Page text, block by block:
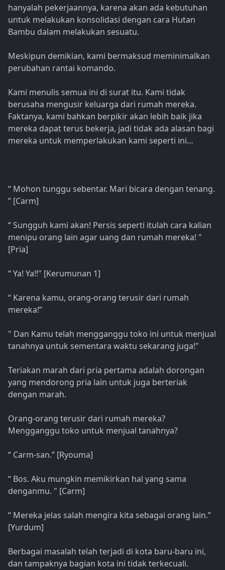
hanyalah pekerjaannya, karena akan ada kebutuhan
untuk melakukan konsolidasi dengan cara Hutan
Bambu dalam melakukan sesuatu.
Meskipun demikian, kami bermaksud meminimalkan
perubahan rantai komando.
Kami menulis semua ini di surat itu. Kami tidak
berusaha mengusir keluarga dari rumah mereka.
Faktanya, kami bahkan berpikir akan lebih baik jika
mereka dapat terus bekerja, jadi tidak ada alasan bagi
mereka untuk memperlakukan kami seperti ini…
“ Mohon tunggu sebentar. Mari bicara dengan tenang.
” [Carm]
“ Sungguh kami akan! Persis seperti itulah cara kalian
menipu orang lain agar uang dan rumah mereka! "
[Pria]
“ Ya! Ya!!" [Kerumunan 1]
“ Karena kamu, orang-orang terusir dari rumah
mereka!”
" Dan Kamu telah mengganggu toko ini untuk menjual
tanahnya untuk sementara waktu sekarang juga!"
Teriakan marah dari pria pertama adalah dorongan
yang mendorong pria lain untuk juga berteriak
dengan marah.
Orang-orang terusir dari rumah mereka?
Mengganggu toko untuk menjual tanahnya?
“ Carm-san.” [Ryouma]
“ Bos. Aku mungkin memikirkan hal yang sama
denganmu. " [Carm]
“ Mereka jelas salah mengira kita sebagai orang lain.”
[Yurdum]
Berbagai masalah telah terjadi di kota baru-baru ini,
dan tampaknya bagian kota ini tidak terkecuali.